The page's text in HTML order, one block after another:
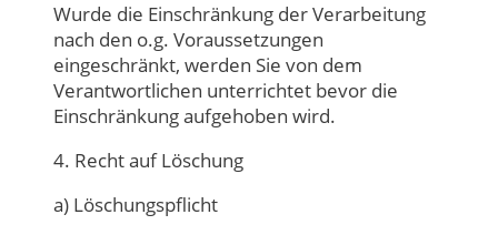
Wurde die Einschränkung der Verarbeitung
nach den o.g. Voraussetzungen
eingeschränkt, werden Sie von dem
Verantwortlichen unterrichtet bevor die
Einschränkung aufgehoben wird.
4. Recht auf Löschung
a) Löschungspflicht